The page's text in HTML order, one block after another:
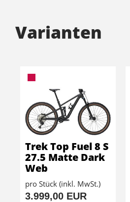
Varianten
Trek Top Fuel 8 S
27.5 Matte Dark
Web
pro Stück (inkl. MwSt.)
3.999,00 EUR